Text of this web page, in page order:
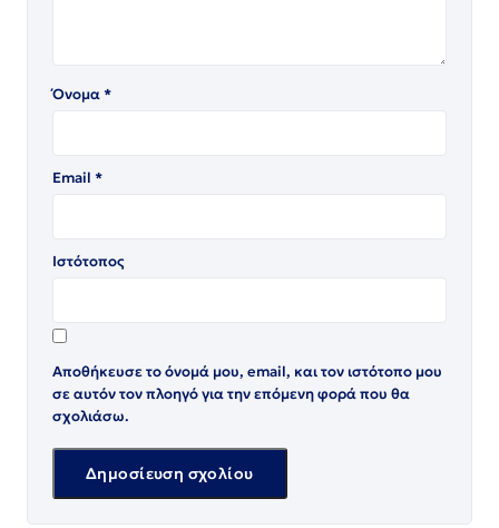
Όνομα*
Email *
Ιστότοπος
Αποθήκευσε το όνομά μου, email, και τον ιστότοπο μου
σε αυτόν τον πλοηγό για την επόμενη φορά που θα
σχολιάσω.